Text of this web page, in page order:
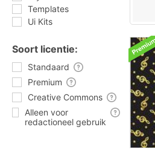
Templates
Ui Kits
Soort licentie:
Standaard
Premium
Creative Commons
Alleen voor
redactioneel gebruik